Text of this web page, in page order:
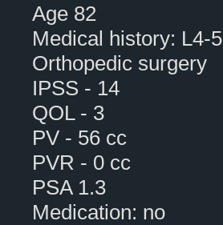
Age 82
Medical history: L4-5
Orthopedic surgery
IPSS - 14
QOL - 3
PV - 56 cc
PVR - 0 cc
PSA 1.3
Medication: no